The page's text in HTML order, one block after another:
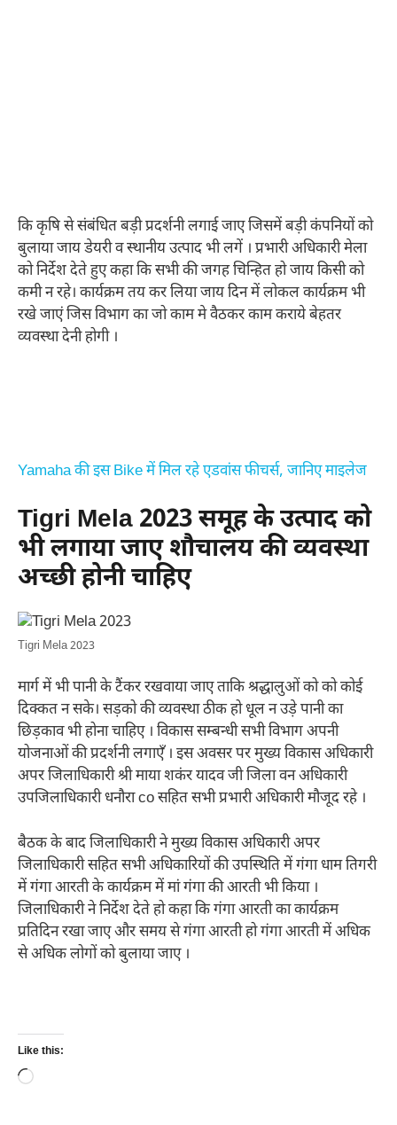
कि कृषि से संबंधित बड़ी प्रदर्शनी लगाई जाए जिसमें बड़ी कंपनियों को
बुलाया जाय डेयरी व स्थानीय उत्पाद भी लगें । प्रभारी अधिकारी मेला
को निर्देश देते हुए कहा कि सभी की जगह चिन्हित हो जाय किसी को
कमी न रहे। कार्यक्रम तय कर लिया जाय दिन में लोकल कार्यक्रम भी
रखे जाएं जिस विभाग का जो काम मे वैठकर काम कराये बेहतर
व्यवस्था देनी होगी ।
Yamaha की इस Bike में मिल रहे एडवांस फीचर्स, जानिए माइलेज
Tigri Mela 2023 समूह के उत्पाद को
भी लगाया जाए शौचालय की व्यवस्था
अच्छी होनी चाहिए
Tigri Mela 2023
मार्ग में भी पानी के टैंकर रखवाया जाए ताकि श्रद्धालुओं को को कोई
दिक्कत न सके। सड़को की व्यवस्था ठीक हो धूल न उड़े पानी का
छिड़काव भी होना चाहिए । विकास सम्बन्धी सभी विभाग अपनी
योजनाओं की प्रदर्शनी लगाएँ । इस अवसर पर मुख्य विकास अधिकारी
अपर जिलाधिकारी श्री माया शकंर यादव जी जिला वन अधिकारी
उपजिलाधिकारी धनौरा co सहित सभी प्रभारी अधिकारी मौजूद रहे ।
बैठक के बाद जिलाधिकारी ने मुख्य विकास अधिकारी अपर
जिलाधिकारी सहित सभी अधिकारियों की उपस्थिति में गंगा धाम तिगरी
में गंगा आरती के कार्यक्रम में मां गंगा की आरती भी किया ।
जिलाधिकारी ने निर्देश देते हो कहा कि गंगा आरती का कार्यक्रम
प्रतिदिन रखा जाए और समय से गंगा आरती हो गंगा आरती में अधिक
से अधिक लोगों को बुलाया जाए ।
Like this:
Loading…